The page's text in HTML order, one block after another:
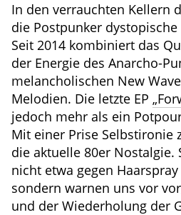
In den verrauchten Kellern
die Postpunker
Seit 2014 kombiniert das
der Energie des Anarcho-
melancholischen New
Melodien. Die letzte EP
jedoch mehr als ein
Mit einer Prise Selbstironie
die aktuelle 80er Nostalgie.
nicht etwa gegen
sondern warnen uns vor
und der Wiederholung der